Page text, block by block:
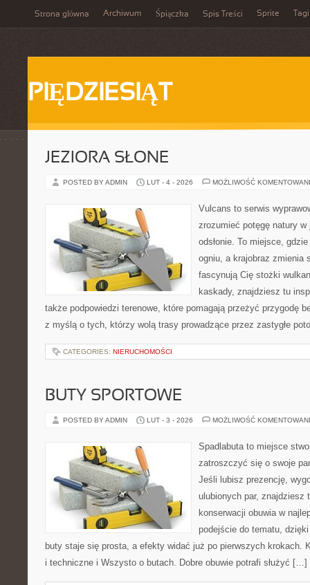
Strona główna Archiwum Śpiączka Spis Treści Sprite Tagi
PIĘDZIESIĄT
JEZIORA SŁONE
POSTED BY ADMIN LUT - 4 - 2026 MOŻLIWOŚĆ
Vulcans to serwis
zrozumieć potęgę natury w
odsłonie. To miejsce,
ogniu, a krajobraz zmienia
fascynują Cię stożki
kaskady, znajdziesz tu
także podpowiedzi terenowe, które pomagają przeżyć przygodę
z myślą o tych, którzy wolą trasy prowadzące przez zastygłe
CATEGORIES: NIERUCHOMOŚCI
BUTY SPORTOWE
POSTED BY ADMIN LUT - 3 - 2026 MOŻLIWOŚĆ
Spadlabuta to miejsce
zatroszczyć się o swoje
Jeśli lubisz prezencję,
ulubionych par, znajdziesz
konserwacji obuwia w
podejście do tematu,
buty staje się prosta, a efekty widać już po pierwszych krokach.
i techniczne i Wszysto o butach. Dobre obuwie potrafi służyć […]